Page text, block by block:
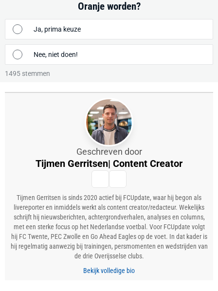
Oranje worden?
Ja, prima keuze
Nee, niet doen!
1495 stemmen
Geschreven door
Tijmen Gerritsen| Content Creator
Tijmen Gerritsen is sinds 2020 actief bij FCUpdate, waar hij begon als
livereporter en inmiddels werkt als content creator/redacteur. Wekelijks
schrijft hij nieuwsberichten, achtergrondverhalen, analyses en columns,
met een sterke focus op het Nederlandse voetbal. Voor FCUpdate volgt
hij FC Twente, PEC Zwolle en Go Ahead Eagles op de voet. In dat kader is
hij regelmatig aanwezig bij trainingen, persmomenten en wedstrijden van
de drie Overijsselse clubs.
Bekijk volledige bio